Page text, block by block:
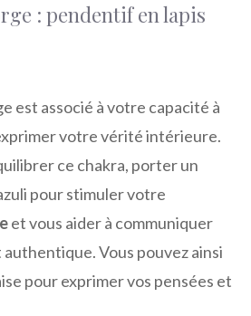
: pendentif en lapis
est associé à votre capacité à
votre vérité intérieure.
ce chakra, porter un
pour stimuler votre
et vous aider à communiquer
Vous pouvez ainsi
pour exprimer vos pensées et